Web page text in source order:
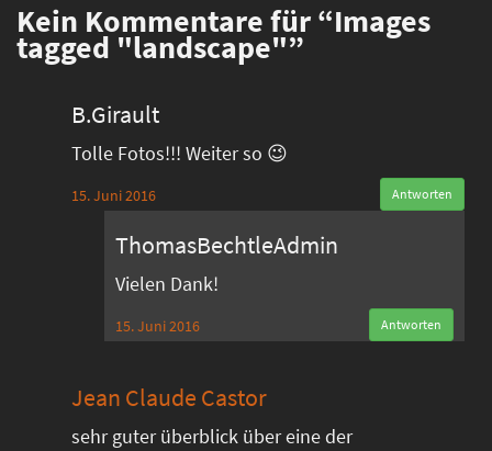
Kein Kommentare für “Images
tagged "landscape"”
B.Girault
Tolle Fotos!!! Weiter so 😉
15. Juni 2016 Antworten
ThomasBechtleAdmin
Vielen Dank!
15. Juni 2016 Antworten
Jean Claude Castor
sehr guter überblick über eine der